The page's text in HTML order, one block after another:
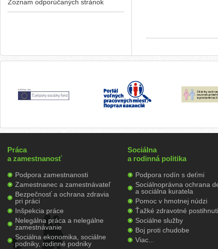
Zoznam odporúčaných stránok
Práca
a zamestnanosť
Podpora zamestnanosti
Zamestnanec a zamestnávateľ
Bezpečnosť a ochrana zdravia
pri práci
Inšpekcia práce
Nelegálna práca a nelegálne
zamestnávanie
Sociálna ekonomika, sociálne
podniky, rodinné podniky
Sociálna
a rodinná politika
Podpora rodín s deťmi
Sociálnoprávna ochrana
a sociálna kuratela
Pomoc v hmotnej núdzi
Ťažké zdravotné
Sociálne služby
Boj proti chudobe
Viac...